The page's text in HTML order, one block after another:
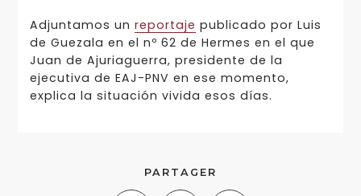
Adjuntamos un reportaje publicado por Luis
de Guezala en el nº 62 de Hermes en el que
Juan de Ajuriaguerra, presidente de la
ejecutiva de EAJ-PNV en ese momento,
explica la situación vivida esos días.
PARTAGER